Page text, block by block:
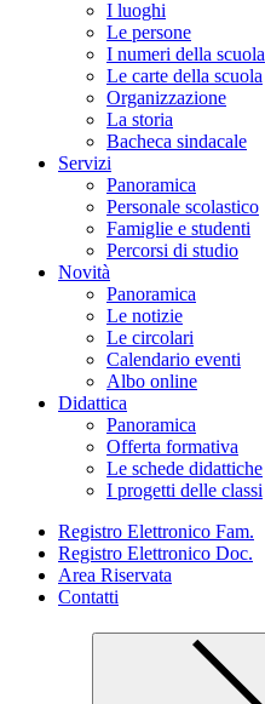
I luoghi
Le persone
I numeri della scuola
Le carte della scuola
Organizzazione
La storia
Bacheca sindacale
Servizi
Panoramica
Personale scolastico
Famiglie e studenti
Percorsi di studio
Novità
Panoramica
Le notizie
Le circolari
Calendario eventi
Albo online
Didattica
Panoramica
Offerta formativa
Le schede didattiche
I progetti delle classi
Registro Elettronico Fam.
Registro Elettronico Doc.
Area Riservata
Contatti